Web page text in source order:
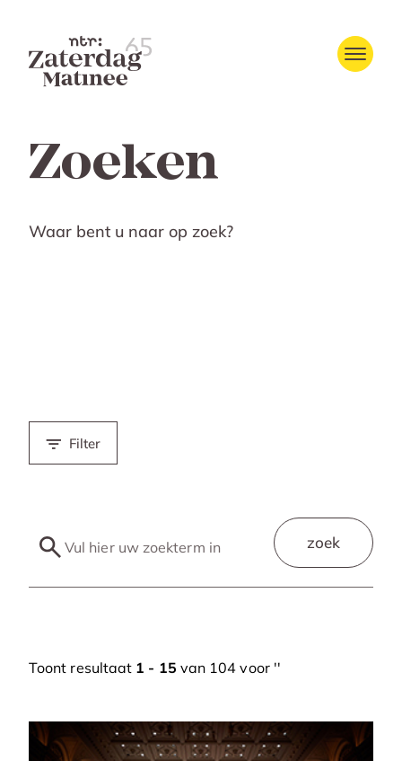
Zoeken
Waar bent u naar op zoek?
Filter
zoek
Toont resultaat 1 - 15 van 104 voor ''